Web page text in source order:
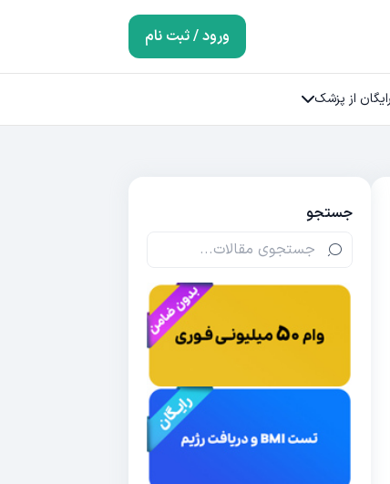
ورود / ثبت نام
از پزشک
جستجو